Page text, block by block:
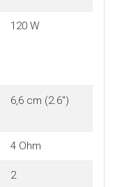
120 W
6,6 cm (2.6")
4 Ohm
2